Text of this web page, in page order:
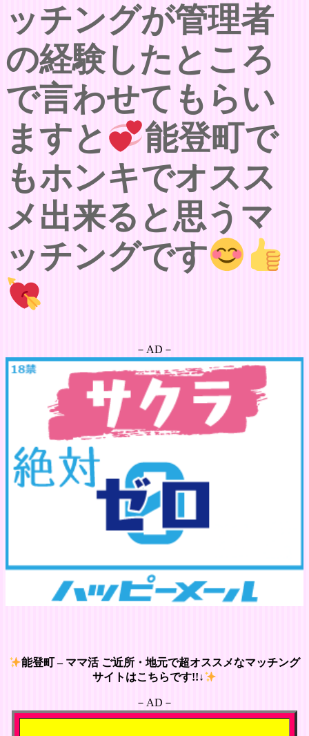
ッチングが管理者
の経験したところ
で言わせてもらい
ますと
能登町で
もホンキでオスス
メ出来ると思うマ
ッチングです
－AD－
能登町 – ママ活 ご近所・地元で超オススメなマッチング
サイトはこちらです!!↓
－AD－